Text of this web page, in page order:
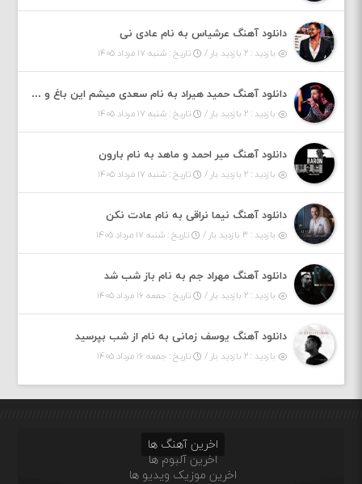
دانلود آهنگ عرشیاس به نام عادی نی
بازدید : ۲ بازدید بار / تاریخ : شنبه ۱۷ مرداد ۱۴۰۵
دانلود آهنگ حمید هیراد به نام سعدی میشم این باغ و گلستون کنی واسم خیام زمانه ام به تو پرت حواسم
بازدید : ۲ بازدید بار / تاریخ : شنبه ۱۷ مرداد ۱۴۰۵
دانلود آهنگ میر احمد و ماهد به نام بارون
بازدید : ۲ بازدید بار / تاریخ : شنبه ۱۷ مرداد ۱۴۰۵
دانلود آهنگ نیما نراقی به نام عادت نکن
بازدید : ۳ بازدید بار / تاریخ : شنبه ۱۷ مرداد ۱۴۰۵
دانلود آهنگ مهراد جم به نام باز شب شد
بازدید : ۲ بازدید بار / تاریخ : جمعه ۱۶ مرداد ۱۴۰۵
دانلود آهنگ یوسف زمانی به نام از شب بپرسید
بازدید : ۲ بازدید بار / تاریخ : جمعه ۱۶ مرداد ۱۴۰۵
اخرین آهنگ ها
اخرین آلبوم ها
اخرین موزیک ویدیو ها